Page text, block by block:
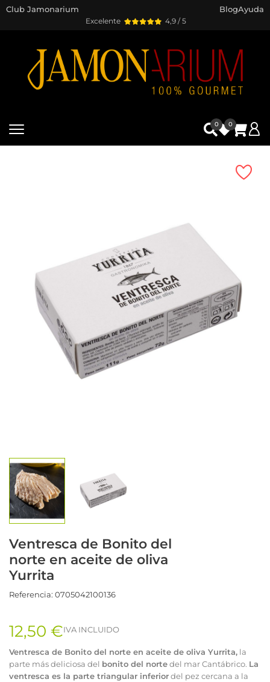
Excelente 4,9 / 5
Club Jamonarium BlogAyuda
0 0
Ventresca de Bonito del
norte en aceite de oliva
Yurrita
Referencia: 0705042100136
12,50 €IVA INCLUIDO
Ventresca de Bonito del norte en aceite de oliva Yurrita, la
parte más deliciosa del bonito del nortedel mar Cantábrico. La
ventresca es la parte triangular inferiordel pez cercana a la